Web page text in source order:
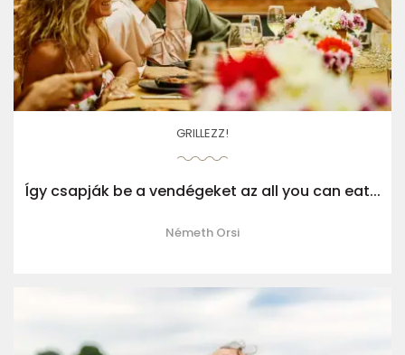
GRILLEZZ!
Így csapják be a vendégeket az all you can eat...
Németh Orsi